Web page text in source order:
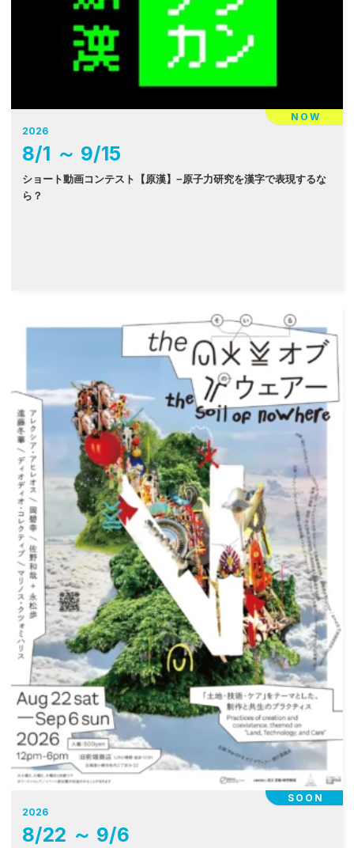
NOW
2026
8/1 ～ 9/15
ショート動画コンテスト【原漢】−原子力研究を漢字で表現するな
ら？
SOON
2026
8/22 ～ 9/6